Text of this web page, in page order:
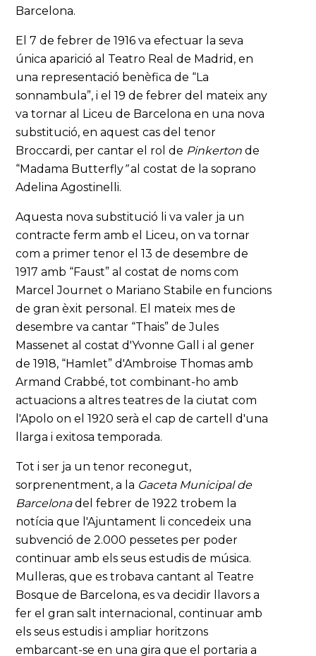
Barcelona.
El 7 de febrer de 1916 va efectuar la seva
única aparició al Teatro Real de Madrid, en
una representació benèfica de “La
sonnambula”, i el 19 de febrer del mateix any
va tornar al Liceu de Barcelona en una nova
substitució, en aquest cas del tenor
Broccardi, per cantar el rol de Pinkerton de
“Madama Butterfly”al costat de la soprano
Adelina Agostinelli.
Aquesta nova substitució li va valer ja un
contracte ferm amb el Liceu, on va tornar
com a primer tenor el 13 de desembre de
1917 amb “Faust” al costat de noms com
Marcel Journet o Mariano Stabile en funcions
de gran èxit personal. El mateix mes de
desembre va cantar “Thais” de Jules
Massenet al costat d'Yvonne Gall i al gener
de 1918, “Hamlet” d'Ambroise Thomas amb
Armand Crabbé, tot combinant-ho amb
actuacions a altres teatres de la ciutat com
l'Apolo on el 1920 serà el cap de cartell d'una
llarga i exitosa temporada.
Tot i ser ja un tenor reconegut,
sorprenentment, a la Gaceta Municipal de
Barcelonadel febrer de 1922 trobem la
notícia que l'Ajuntament li concedeix una
subvenció de 2.000 pessetes per poder
continuar amb els seus estudis de música.
Mulleras, que es trobava cantant al Teatre
Bosque de Barcelona, es va decidir llavors a
fer el gran salt internacional, continuar amb
els seus estudis i ampliar horitzons
embarcant-se en una gira que el portaria a